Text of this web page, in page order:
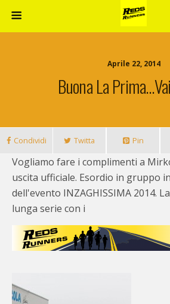
Aprile 22, 2014
Buona La
Condividi Twitta Pin
Vogliamo fare i complimenti a
uscita ufficiale. Esordio in gruppo
dell'evento INZAGHISSIMA 2014.
lunga serie con i